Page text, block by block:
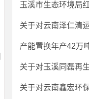
玉溪市生态环境局
产能置换年产42万
关于对玉溪同磊再
关于对云南鑫宏环